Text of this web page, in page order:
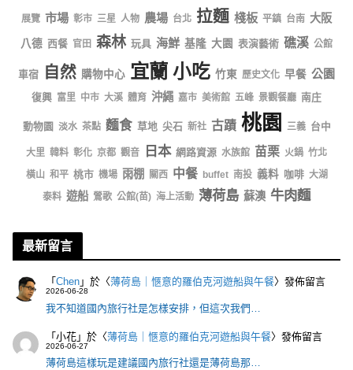
展覽 市場 彰市 三星 人物 農場 台北 拉麵 棧板 平鎮 台南 大阪
八德 西餐 官田 森林 玩具 海鮮 基隆 大園 表演藝術 礁溪 公館
車宿 自然 購物中心 宜蘭 小吃 竹東 歷史文化 早餐 公園
復興 富里 中市 大溪 體育 沖繩 嘉市 美術館 五峰 景觀餐廳 南庄
動物園 淡水 茶點 麵食 草地 尖石 新社 古蹟 桃園 三義 台中
大里 韓料 彰化 京都 觀音 日本 網路資源 水族館 苗栗 火鍋 竹北
橫山 和平 桃市 機場 雨棚 關西 中餐 buffet 南投 義料 咖啡 大湖
泰料 遊船 鶯歌 公館(苗) 海上活動 薄荷島 蘇澳 牛肉麵
最新留言
「Chen 」於〈薄荷島｜愜意的羅伯克河遊船與午餐〉發佈留言
2026-06-28
我不知道國內旅行社是怎樣安排，但這次我們…
「小花 」於〈薄荷島｜愜意的羅伯克河遊船與午餐〉發佈留言
2026-06-27
薄荷島這樣玩是建議國內旅行社還是薄荷島那…